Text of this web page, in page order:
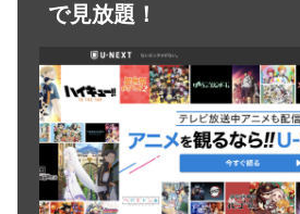
で見放題！